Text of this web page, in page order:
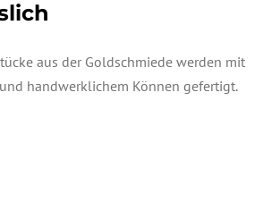
aus der Goldschmiede werden mit
handwerklichem Können gefertigt.